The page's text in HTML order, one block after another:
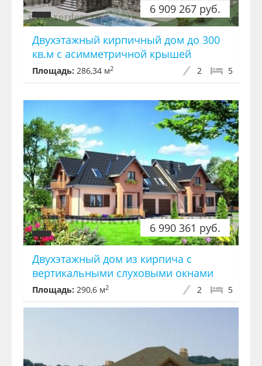
6 909 267 руб.
Двухэтажный кирпичный дом до 300
кв.м с асимметричной крышей
Площадь: 286,34 м2 5
2
6 990 361 руб.
Двухэтажный дом из кирпича с
вертикальными слуховыми окнами
Площадь: 290,6 м2 5
2